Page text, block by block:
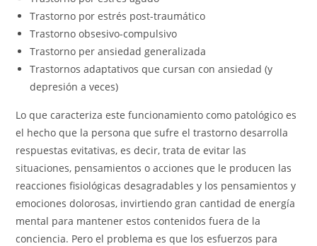
Trastorno por estrés post-traumático
Trastorno obsesivo-compulsivo
Trastorno per ansiedad generalizada
Trastornos adaptativos que cursan con ansiedad (y
depresión a veces)
Lo que caracteriza este funcionamiento como patológico es
el hecho que la persona que sufre el trastorno desarrolla
respuestas evitativas, es decir, trata de evitar las
situaciones, pensamientos o acciones que le producen las
reacciones fisiológicas desagradables y los pensamientos y
emociones dolorosas, invirtiendo gran cantidad de energía
mental para mantener estos contenidos fuera de la
conciencia. Pero el problema es que los esfuerzos para